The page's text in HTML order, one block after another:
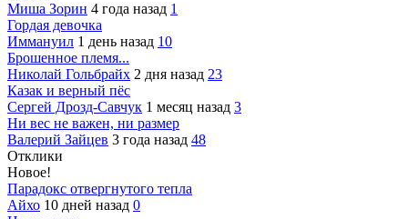
Миша Зорин 4 года назад 1
Гордая девочка
Иммануил 1 день назад 10
Брошенное племя...
Николай Гольбрайх 2 дня назад 23
Казак и верный пёс
Сергей Дрозд-Савчук 1 месяц назад 3
Ни вес не важен, ни размер
Валерий Зайцев 3 года назад 48
Отклики
Новое!
Парадокс отвергнутого тепла
Айхо 10 дней назад 0